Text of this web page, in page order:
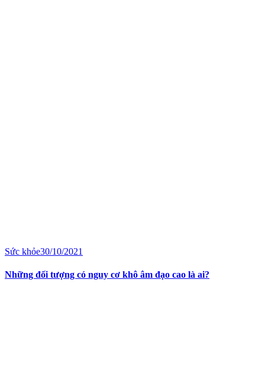
Sức khỏe30/10/2021
Những đối tượng có nguy cơ khô âm đạo cao là ai?